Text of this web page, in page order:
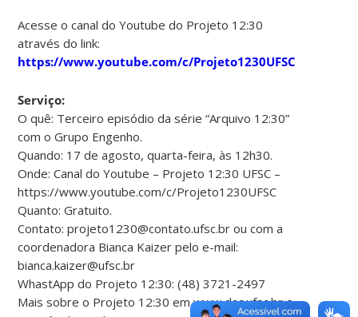
Acesse o canal do Youtube do Projeto 12:30
através do link:
https://www.youtube.com/c/Projeto1230UFSC
Serviço:
O quê: Terceiro episódio da série “Arquivo 12:30”
com o Grupo Engenho.
Quando: 17 de agosto, quarta-feira, às 12h30.
Onde: Canal do Youtube – Projeto 12:30 UFSC –
https://www.youtube.com/c/Projeto1230UFSC
Quanto: Gratuito.
Contato: projeto1230@contato.ufsc.br ou com a
coordenadora Bianca Kaizer pelo e-mail:
bianca.kaizer@ufsc.br
WhastApp do Projeto 12:30: (48) 3721-2497
Mais sobre o Projeto 12:30 em www.dac.ufsc.br e